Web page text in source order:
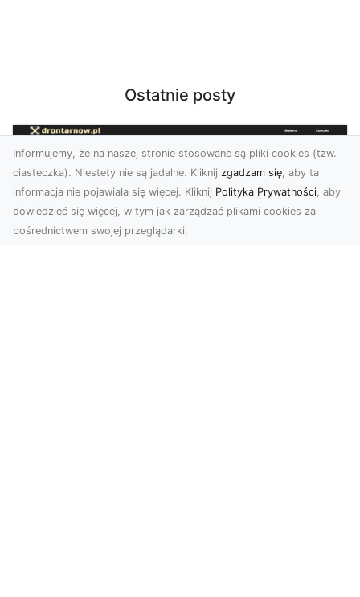
Ostatnie posty
Informujemy, że na naszej stronie stosowane są pliki cookies (tzw.
ciasteczka). Niestety nie są jadalne. Kliknij zgadzam się, aby ta
informacja nie pojawiała się więcej. Kliknij Polityka Prywatności, aby
dowiedzieć się więcej, w tym jak zarządzać plikami cookies za
pośrednictwem swojej przeglądarki.